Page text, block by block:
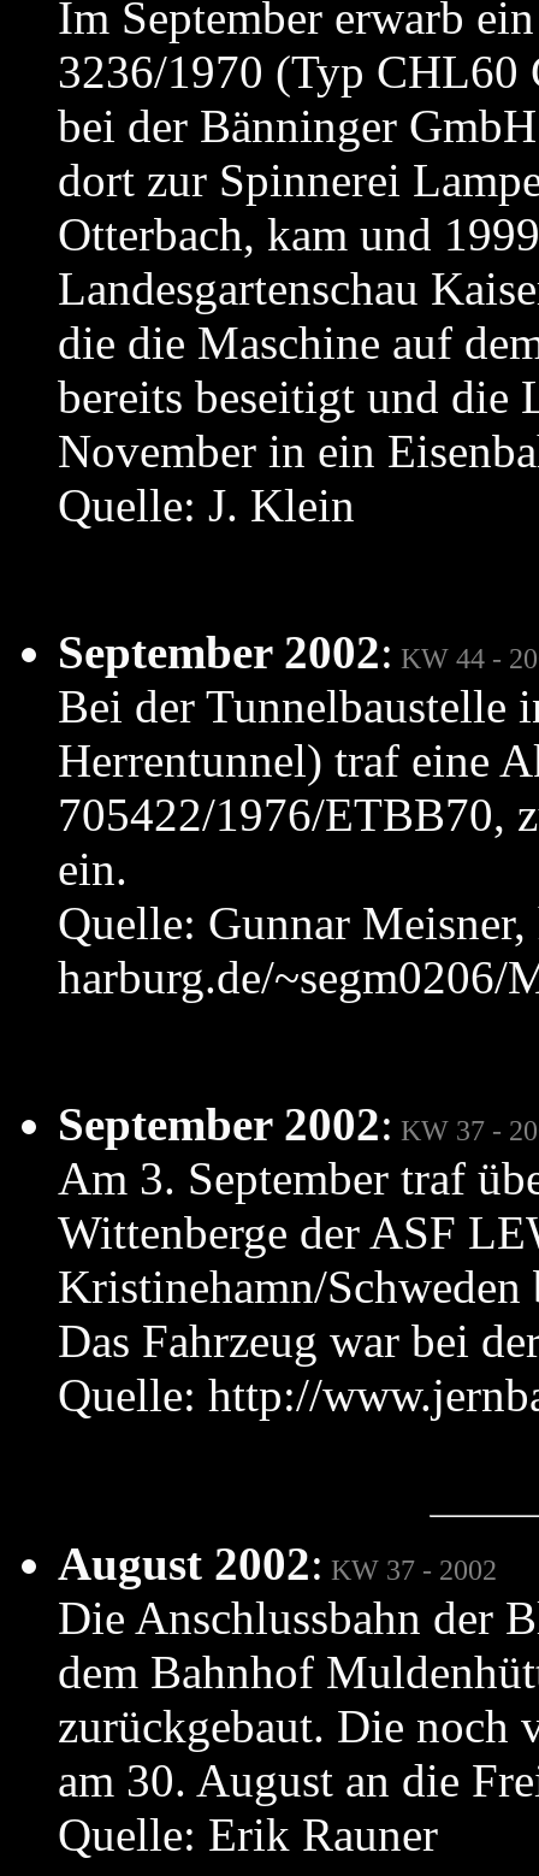
Im September erwarb
3236/1970 (Typ CHL60
bei der Bänninger
dort zur Spinnerei
Otterbach, kam und
Landesgartenschau
die die Maschine auf
bereits beseitigt und
November in ein
Quelle: J. Klein
September 2002: KW 44 -
Bei der Tunnelbaustelle
Herrentunnel) traf eine
705422/1976/ETBB70,
ein.
Quelle: Gunnar
harburg.de/~segm0206/
September 2002: KW 37 -
Am 3. September traf
Wittenberge der ASF
Kristinehamn/
Das Fahrzeug war bei
Quelle: http://
August 2002: KW 37 - 2002
Die Anschlussbahn der
dem Bahnhof
zurückgebaut. Die noch
am 30. August an die
Quelle: Erik Rauner